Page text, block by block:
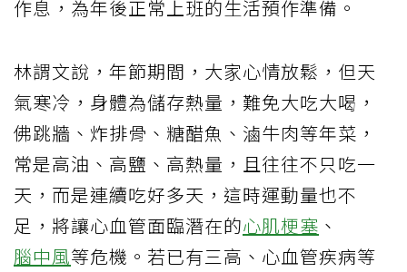
作息，為年後正常上班的生活預作準備。
林謂文說，年節期間，大家心情放鬆，但天
氣寒冷，身體為儲存熱量，難免大吃大喝，
佛跳牆、炸排骨、糖醋魚、滷牛肉等年菜，
常是高油、高鹽、高熱量，且往往不只吃一
天，而是連續吃好多天，這時運動量也不
足，將讓心血管面臨潛在的心肌梗塞 、
腦中風等危機。若已有三高、心血管疾病等